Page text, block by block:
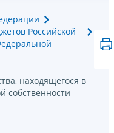
Российской
находящегося в
собственности